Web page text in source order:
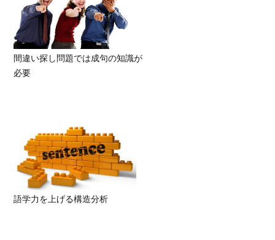
間違い探し問題では成句の知識が
必要
語学力を上げる構造分析